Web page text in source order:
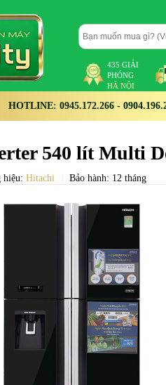
435 GIẢI
PHÓNG
HÀ NỘI
HOTLINE: 0945.172.266 -
540 lít Multi
hiệu: Hitachi Bảo hành: 12 tháng